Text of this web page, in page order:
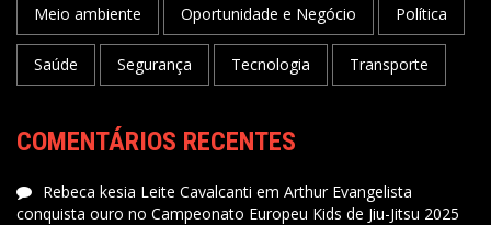
Meio ambiente Oportunidade e Negócio Política
Saúde Segurança Tecnologia Transporte
COMENTÁRIOS RECENTES
Rebeca kesia Leite Cavalcanti em Arthur Evangelista
conquista ouro no Campeonato Europeu Kids de Jiu-Jitsu 2025